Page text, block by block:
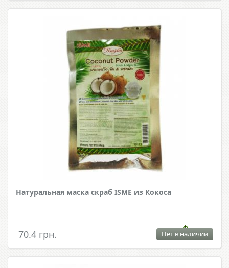
Натуральная маска скраб ISME из Кокоса
70.4 грн. Нет в наличии